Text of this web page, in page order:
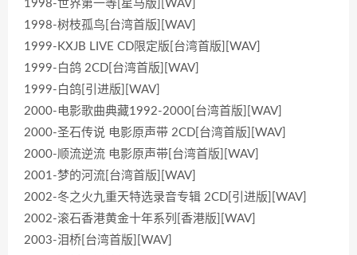
1998-世界第一等[星马版][WAV]
1998-树枝孤鸟[台湾首版][WAV]
1999-KXJB LIVE CD限定版[台湾首版][WAV]
1999-白鸽 2CD[台湾首版][WAV]
1999-白鸽[引进版][WAV]
2000-电影歌曲典藏1992-2000[台湾首版][WAV]
2000-圣石传说 电影原声带 2CD[台湾首版][WAV]
2000-顺流逆流 电影原声带[台湾首版][WAV]
2001-梦的河流[台湾首版][WAV]
2002-冬之火九重天特选录音专辑 2CD[引进版][WAV]
2002-滚石香港黄金十年系列[香港版][WAV]
2003-泪桥[台湾首版][WAV]